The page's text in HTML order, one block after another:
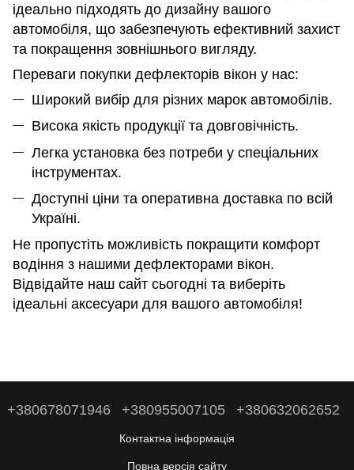
ідеально підходять до дизайну вашого
автомобіля, що забезпечують ефективний захист
та покращення зовнішнього вигляду.
Переваги покупки дефлекторів вікон у нас:
Широкий вибір для різних марок автомобілів.
Висока якість продукції та довговічність.
Легка установка без потреби у спеціальних
інструментах.
Доступні ціни та оперативна доставка по всій
Україні.
Не пропустіть можливість покращити комфорт
водіння з нашими дефлекторами вікон.
Відвідайте наш сайт сьогодні та виберіть
ідеальні аксесуари для вашого автомобіля!
+380678071946 +380955007105 +380632062652
Контактна інформація
Повна версія сайту